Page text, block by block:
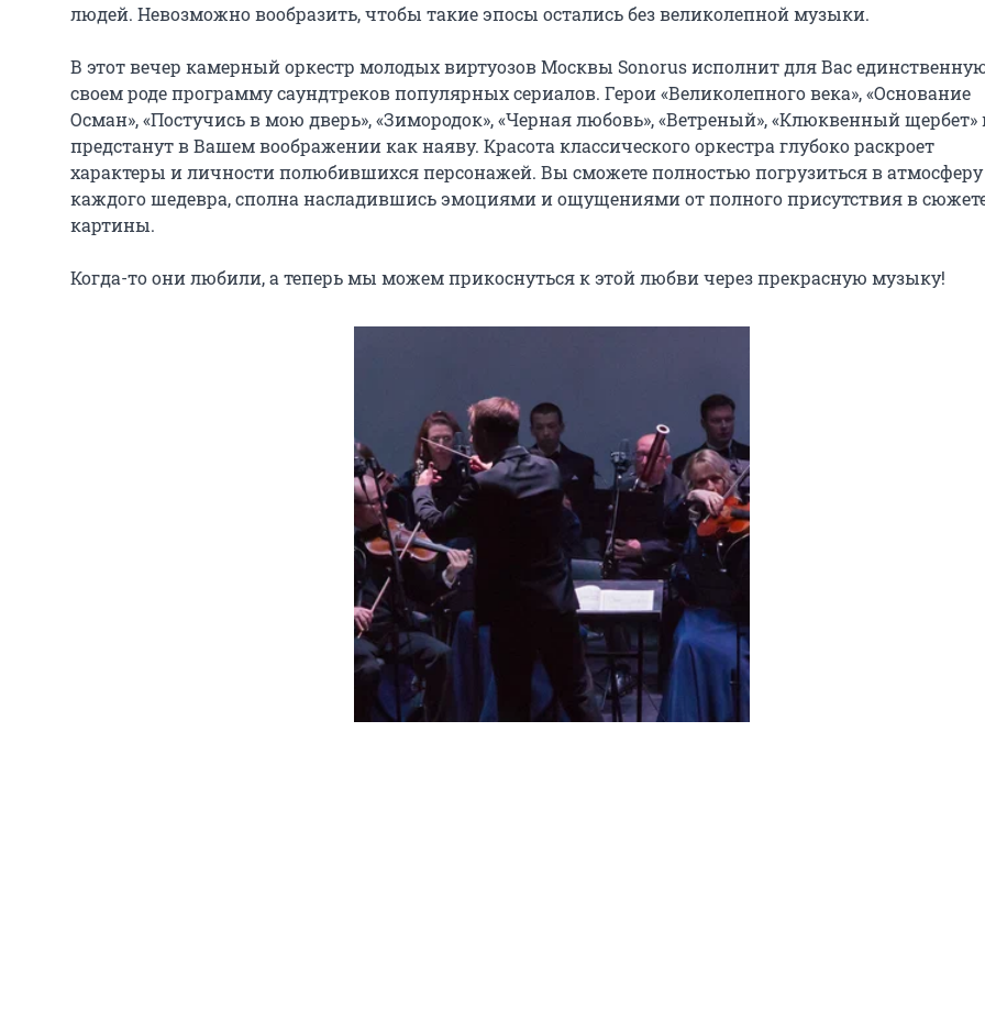
людей. Невозможно вообразить, чтобы такие эпосы остались без великолепной музыки.
В этот вечер камерный оркестр молодых виртуозов Москвы Sonorus исполнит для Вас
своем роде программу саундтреков популярных сериалов. Герои «Великолепного века», «Основание
Осман», «Постучись в мою дверь», «Зимородок», «Черная любовь», «Ветреный», «Клюквенный щербет»
предстанут в Вашем воображении как наяву. Красота классического оркестра глубоко раскроет
характеры и личности полюбившихся персонажей. Вы сможете полностью погрузиться в атмосферу
каждого шедевра, сполна насладившись эмоциями и ощущениями от полного присутствия в
картины.
Когда-то они любили, а теперь мы можем прикоснуться к этой любви через прекрасную музыку!